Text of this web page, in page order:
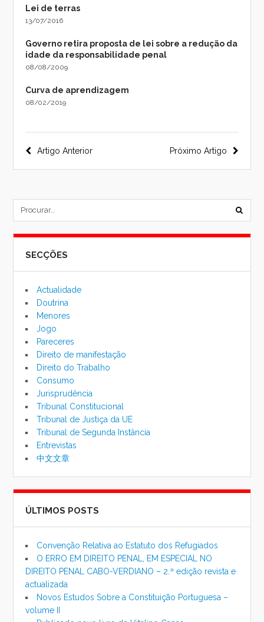
Lei de terras
13/07/2016
Governo retira proposta de lei sobre a redução da
idade da responsabilidade penal
08/08/2009
Curva de aprendizagem
08/02/2019
Navegação
do
Próximo Artigo
Artigo Anterior
SECÇÕES
Actualidade
Doutrina
Menores
Jogo
Pareceres
Direito de manifestação
Direito do Trabalho
Consumo
Jurisprudência
Tribunal Constitucional
Tribunal de Justiça da UE
Tribunal de Segunda Instância
Entrevistas
中文文章
ÚLTIMOS POSTS
Convenção Relativa ao Estatuto dos Refugiados
O ERRO EM DIREITO PENAL, EM ESPECIAL NO
DIREITO PENAL CABO-VERDIANO – 2.ª edição revista e
actualizada
Novos Estudos Sobre a Constituição Portuguesa –
volume II